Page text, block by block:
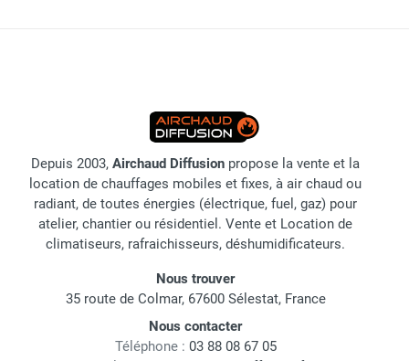
Depuis 2003, Airchaud Diffusion propose la vente et la
location de chauffages mobiles et fixes, à air chaud ou
radiant, de toutes énergies (électrique, fuel, gaz) pour
atelier, chantier ou résidentiel. Vente et Location de
climatiseurs, rafraichisseurs, déshumidificateurs.
Nous trouver
35 route de Colmar, 67600 Sélestat, France
Nous contacter
Téléphone : 03 88 08 67 05